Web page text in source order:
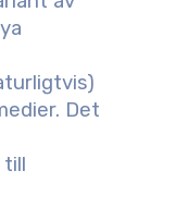
Det
till